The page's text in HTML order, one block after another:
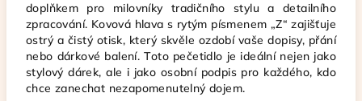
doplňkem pro milovníky tradičního stylu a detailního
zpracování. Kovová hlava s rytým písmenem „Z“ zajišťuje
ostrý a čistý otisk, který skvěle ozdobí vaše dopisy, přání
nebo dárkové balení. Toto pečetidlo je ideální nejen jako
stylový dárek, ale i jako osobní podpis pro každého, kdo
chce zanechat nezapomenutelný dojem.